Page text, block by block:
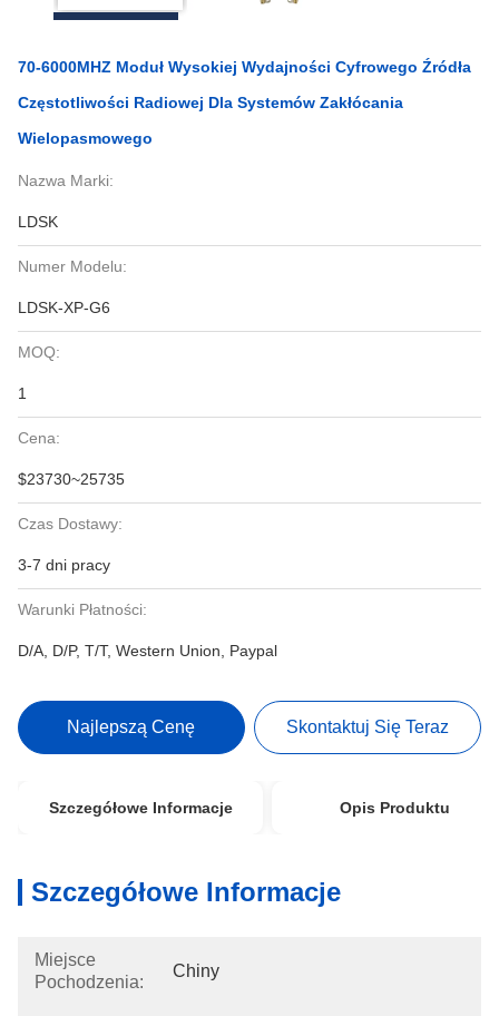
70-6000MHZ Moduł Wysokiej Wydajności Cyfrowego Źródła
Częstotliwości Radiowej Dla Systemów Zakłócania
Wielopasmowego
Nazwa Marki:
LDSK
Numer Modelu:
LDSK-XP-G6
MOQ:
1
Cena:
$23730~25735
Czas Dostawy:
3-7 dni pracy
Warunki Płatności:
D/A, D/P, T/T, Western Union, Paypal
Najlepszą Cenę Skontaktuj Się Teraz
Szczegółowe Informacje Opis Produktu
Szczegółowe Informacje
Miejsce
Pochodzenia:
Chiny